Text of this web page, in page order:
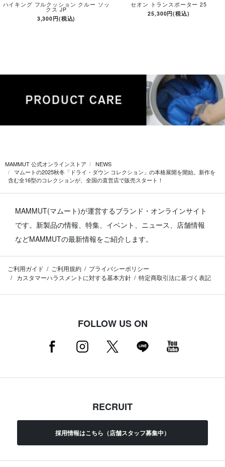
ハイキング フルクッション クルー ソッ
クス JP
3,300円(税込)
セオン トランスポーター 25
25,300円(税込)
MAMMUT 公式オンラインストア
NEWS
マムートの2025秋冬「ドライ・ダウン コレクション」の本格展開を開始。新作を
含む全16型のコレクションが、全国の直営店で販売スタート！
MAMMUT(マムート)が運営するブランド・オンラインサイト
です。 新製品の情報、特集、イベント、ニュース、店舗情報
などMAMMUTの最新情報をご紹介します。
ご利用ガイド ご利用規約
プライバシーポリシー
カスタマーハラスメントに対する基本方針
特定商取引法に基づく表記
FOLLOW US ON
RECRUIT
採用情報はこちら（店舗スタッフ募集中）